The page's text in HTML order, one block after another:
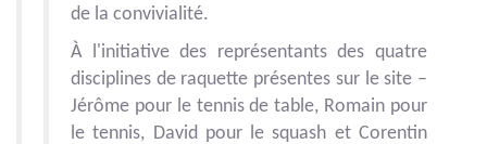
de la convivialité.
À l'initiative des représentants des quatre
disciplines de raquette présentes sur le site –
Jérôme pour le tennis de table, Romain pour
le tennis, David pour le squash et Corentin